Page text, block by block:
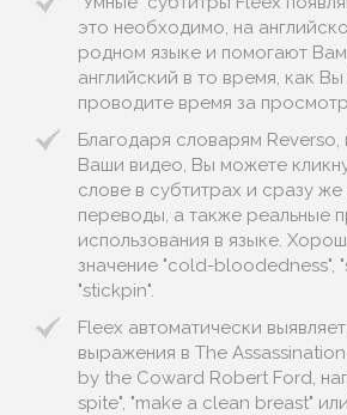
это необходимо, на
родном языке и помогают
английский в то время, как
проводите время за
Благодаря словарям Reverso,
Ваши видео, Вы можете
слове в субтитрах и сразу же
переводы, а также реальные
использования в языке.
значение "cold-bloodedness",
"stickpin".
Fleex автоматически
выражения в The
by the Coward Robert Ford,
spite", "make a clean breast"